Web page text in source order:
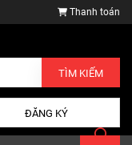
Thanh toán
TÌM KIẾM
ĐĂNG KÝ